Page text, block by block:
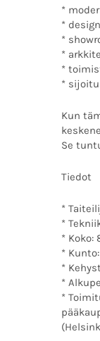
*
*
*
*
*
*
Kun
Se
Tiedot
*
*
* Koko:
*
*
*
*